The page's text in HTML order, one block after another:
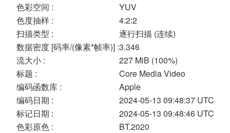
色彩空间 :
YUV
色度抽样 :
4:2:2
扫描类型 :
逐行扫描 (连续)
数据密度 [码率/(像素*帧率)] :3.346
流大小 :
227 MiB (100%)
标题 :
Core Media Video
编码函数库 :
Apple
编码日期 :
2024-05-13 09:48:37 UTC
标记日期 :
2024-05-13 09:48:46 UTC
色彩原色 :
BT.2020